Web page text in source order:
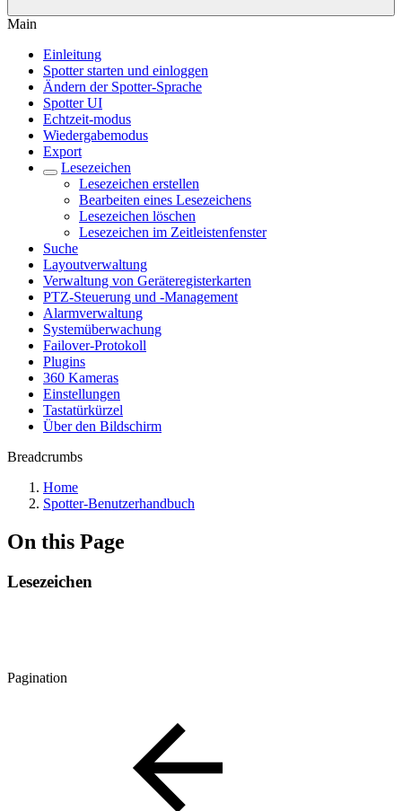
Main
Einleitung
Spotter starten und einloggen
Ändern der Spotter-Sprache
Spotter UI
Echtzeit-modus
Wiedergabemodus
Export
Lesezeichen
Lesezeichen erstellen
Bearbeiten eines Lesezeichens
Lesezeichen löschen
Lesezeichen im Zeitleistenfenster
Suche
Layoutverwaltung
Verwaltung von Geräteregisterkarten
PTZ-Steuerung und -Management
Alarmverwaltung
Systemüberwachung
Failover-Protokoll
Plugins
360 Kameras
Einstellungen
Tastatürkürzel
Über den Bildschirm
Breadcrumbs
Home
Spotter-Benutzerhandbuch
On this Page
Lesezeichen
Pagination